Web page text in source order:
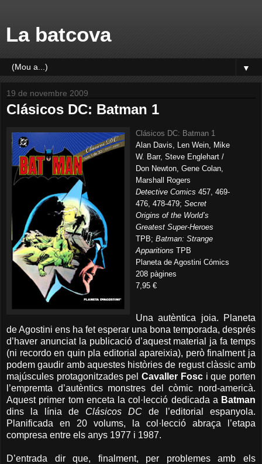
La batcova
▼
19 de novembre 2009
Clásicos DC: Batman 1
Clásicos DC: Batman 1
Alan Davis, Len Wein, Mike
W. Barr, Steve Englehart /
Don Newton, Gene Colan,
Marshall Rogers
Detective Comics 457, 469-
476, 478-479; Secret
Origins of the World’s
Greatest Super-Heroes
TPB; Batman: Strange
Apparitions TPB
Planeta de Agostini Cómics
208 pàgines
7,95 €
Una autèntica joia. Planeta
de Agostini ens ha fet esperar una bona temporada, després
d’haver anunciat la publicació d’aquest material ja fa temps
(ni recordo en quin pla editorial apareixia), però finalment ja
podem gaudir amb aquestes històries de regust clàssic amb
majúscules protagonitzades pel Cavaller Fosci que porten
l’empremta d’autèntics monstres del còmic nord-americà.
Aquest primer tom enceta la col·lecció dedicada a Batman
dins la línia de Clásicos DC de l’editorial espanyola.
Planificada en 20 volums, la col·lecció abraça l’etapa
compresa entre els anys 1977 i 1987.
D’entrada dir que, finalment, per problemes amb els